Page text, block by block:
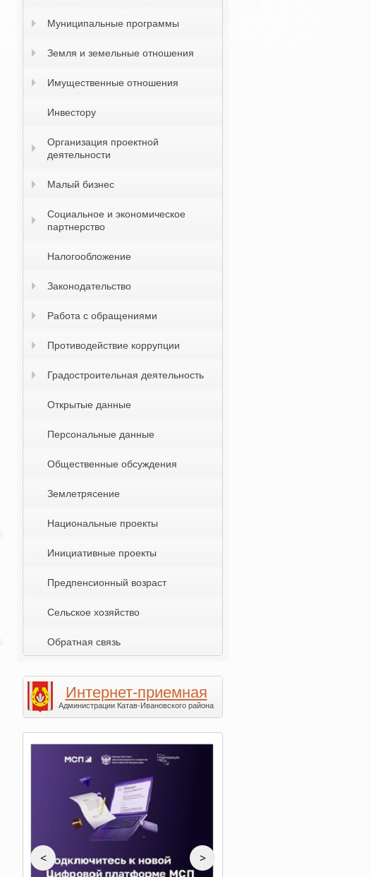
Муниципальные программы
Земля и земельные отношения
Имущественные отношения
Инвестору
Организация проектной
деятельности
Малый бизнес
Социальное и экономическое
партнерство
Налогообложение
Законодательство
Работа с обращениями
Противодействие коррупции
Градостроительная деятельность
Открытые данные
Персональные данные
Общественные обсуждения
Землетрясение
Национальные проекты
Инициативные проекты
Предпенсионный возраст
Сельское хозяйство
Обратная связь
Интернет-приемная
Администрации Катав-Ивановского района
< >